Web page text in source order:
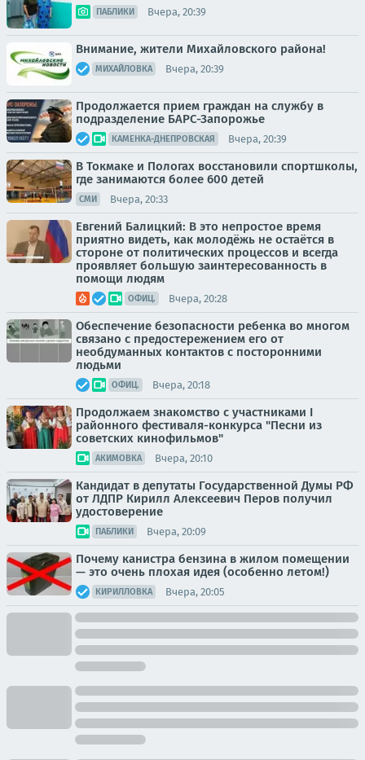
ПАБЛИКИ Вчера, 20:39
Внимание, жители Михайловского района!
МИХАЙЛОВКА Вчера, 20:39
Продолжается прием граждан на службу в
подразделение БАРС-Запорожье
КАМЕНКА-ДНЕПРОВСКАЯ Вчера, 20:39
В Токмаке и Пологах восстановили спортшколы,
где занимаются более 600 детей
СМИ Вчера, 20:33
Евгений Балицкий: В это непростое время
приятно видеть, как молодёжь не остаётся в
стороне от политических процессов и всегда
проявляет большую заинтересованность в
помощи людям
ОФИЦ. Вчера, 20:28
Обеспечение безопасности ребенка во многом
связано с предостережением его от
необдуманных контактов с посторонними
людьми
ОФИЦ. Вчера, 20:18
Продолжаем знакомство с участниками I
районного фестиваля-конкурса "Песни из
советских кинофильмов"
АКИМОВКА Вчера, 20:10
Кандидат в депутаты Государственной Думы РФ
от ЛДПР Кирилл Алексеевич Перов получил
удостоверение
ПАБЛИКИ Вчера, 20:09
Почему канистра бензина в жилом помещении
— это очень плохая идея (особенно летом!)
КИРИЛЛОВКА Вчера, 20:05